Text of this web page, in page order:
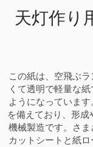
天灯作り
この紙は、空飛ぶ
くて透明で軽量な
ようになっていま
を備えており、形
機械製造です。さま
カットシートと紙